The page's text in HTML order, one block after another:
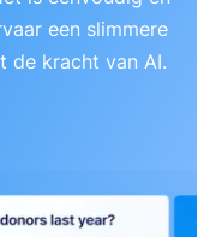
een slimmere
de kracht van AI.